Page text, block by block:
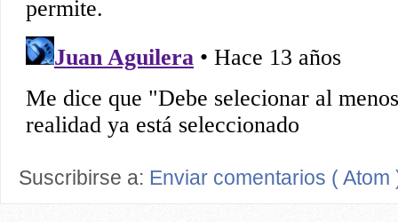
Suscribirse a: Enviar comentarios ( Atom